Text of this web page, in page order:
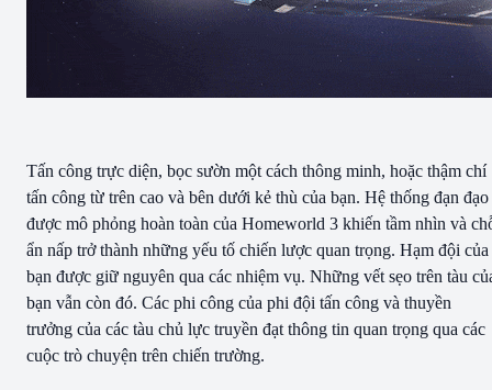
Tấn công trực diện, bọc sườn một cách thông minh, hoặc thậm chí
tấn công từ trên cao và bên dưới kẻ thù của bạn. Hệ thống đạn đạo
được mô phỏng hoàn toàn của Homeworld 3 khiến tầm nhìn và
ẩn nấp trở thành những yếu tố chiến lược quan trọng. Hạm đội của
bạn được giữ nguyên qua các nhiệm vụ. Những vết sẹo trên tàu
bạn vẫn còn đó. Các phi công của phi đội tấn công và thuyền
trưởng của các tàu chủ lực truyền đạt thông tin quan trọng qua các
cuộc trò chuyện trên chiến trường.